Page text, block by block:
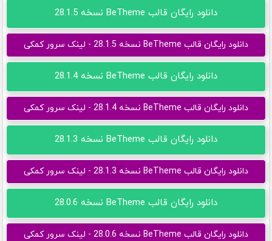
دانلود رایگان قالب BeTheme نسخه 28.1.5
دانلود رایگان قالب BeTheme نسخه 28.1.5 - لینک سرور کمکی
دانلود رایگان قالب BeTheme نسخه 28.1.4
دانلود رایگان قالب BeTheme نسخه 28.1.4 - لینک سرور کمکی
دانلود رایگان قالب BeTheme نسخه 28.1.3
دانلود رایگان قالب BeTheme نسخه 28.1.3 - لینک سرور کمکی
دانلود رایگان قالب BeTheme نسخه 28.0.6
دانلود رایگان قالب BeTheme نسخه 28.0.6 - لینک سرور کمکی